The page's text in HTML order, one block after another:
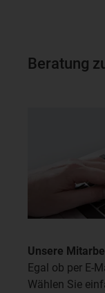
Beratung
Unsere
Egal ob per E-
Wählen Sie